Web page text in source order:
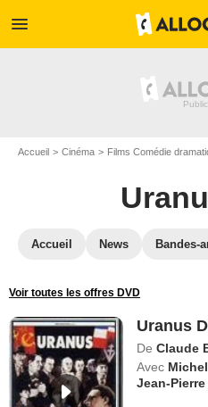
menu
Accueil Cinéma Films Comédie
Accueil News Bandes-
Voir toutes les offres DVD
Uranus
De Claude
Avec
Jean-